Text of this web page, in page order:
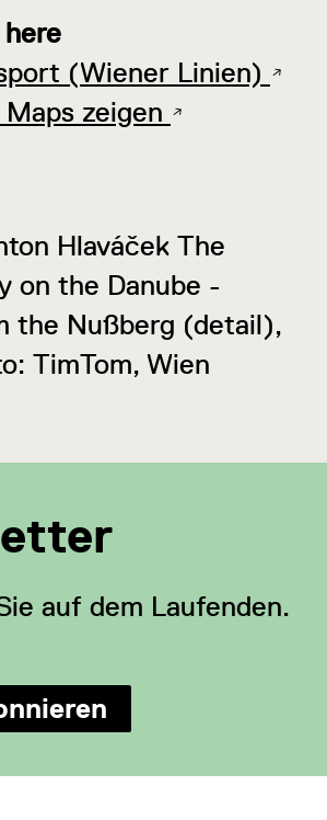
(Wiener Linien)
zeigen
Hlaváček The
on the Danube -
the Nußberg (detail),
TimTom, Wien
auf dem Laufenden.